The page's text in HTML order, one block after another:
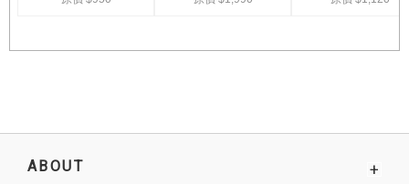
ABOUT +